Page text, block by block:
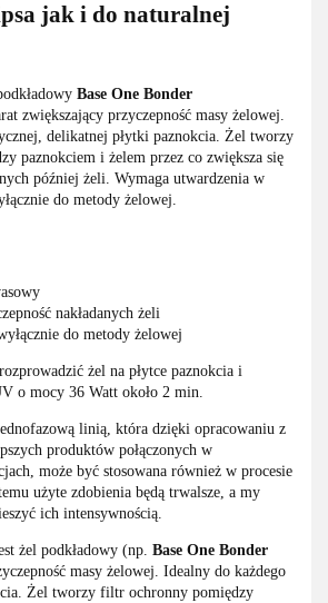
jak i do naturalnej
Base One Bonder
zwiększający przyczepność masy żelowej.
delikatnej płytki paznokcia. Żel tworzy
paznokciem i żelem przez co zwiększa się
później żeli. Wymaga utwardzenia w
do metody żelowej.
nakładanych żeli
do metody żelowej
żel na płytce paznokcia i
o mocy 36 Watt około 2 min.
linią, która dzięki opracowaniu z
produktów połączonych w
może być stosowana również w procesie
użyte zdobienia będą trwalsze, a my
ich intensywnością.
żel podkładowy (np. Base One Bonder
masy żelowej. Idealny do każdego
Żel tworzy filtr ochronny pomiędzy